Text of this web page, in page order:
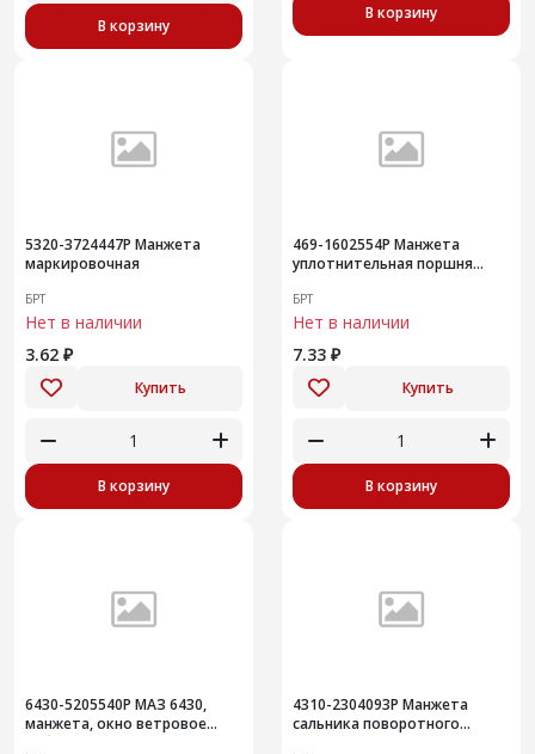
В корзину
В корзину
5320-3724447Р Манжета
маркировочная
БРТ
Нет в наличии
3.62 ₽
Купить
В корзину
469-1602554Р Манжета
уплотнительная поршня
сцепления внутренняя
БРТ
Нет в наличии
7.33 ₽
Купить
В корзину
6430-5205540Р МАЗ 6430,
манжета, окно ветровое
кабины, стеклоочиститель
4310-2304093Р Манжета
сальника поворотного